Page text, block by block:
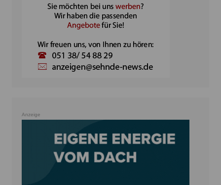
Anzeige